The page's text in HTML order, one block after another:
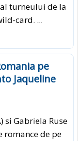
turneului de la
card. ...
pe
Jaqueline
si Gabriela Ruse
romance de pe